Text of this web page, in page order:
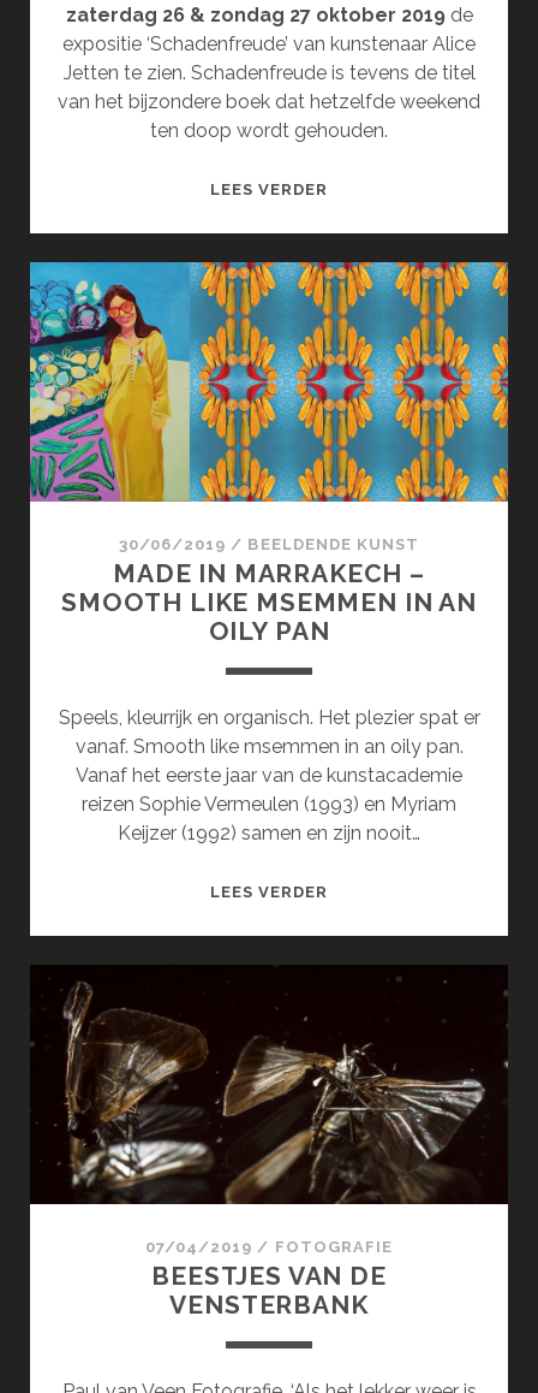
zaterdag 26 & zondag 27 oktober 2019de
expositie ‘Schadenfreude’ van kunstenaar Alice
Jetten te zien. Schadenfreude is tevens de titel
van het bijzondere boek dat hetzelfde weekend
ten doop wordt gehouden.
LEES VERDER
30/06/2019 / BEELDENDE KUNST
MADE IN MARRAKECH –
SMOOTH LIKE MSEMMEN IN AN
OILY PAN
Speels, kleurrijk en organisch. Het plezier spat er
vanaf. Smooth like msemmen in an oily pan.
Vanaf het eerste jaar van de kunstacademie
reizen Sophie Vermeulen (1993) en Myriam
Keijzer (1992) samen en zijn nooit…
LEES VERDER
LIKE
MSEMMEN
IN
AN
OILY
PAN
07/04/2019 / FOTOGRAFIE
BEESTJES VAN DE
VENSTERBANK